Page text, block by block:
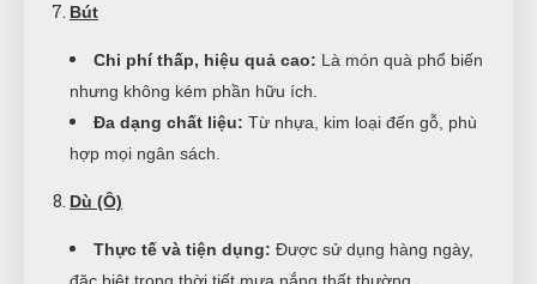
Bút
Chi phí thấp, hiệu quả cao: Là món quà phổ biến
nhưng không kém phần hữu ích.
Đa dạng chất liệu: Từ nhựa, kim loại đến gỗ, phù
hợp mọi ngân sách.
Dù (Ô)
Thực tế và tiện dụng: Được sử dụng hàng ngày,
đặc biệt trong thời tiết mưa nắng thất thường.